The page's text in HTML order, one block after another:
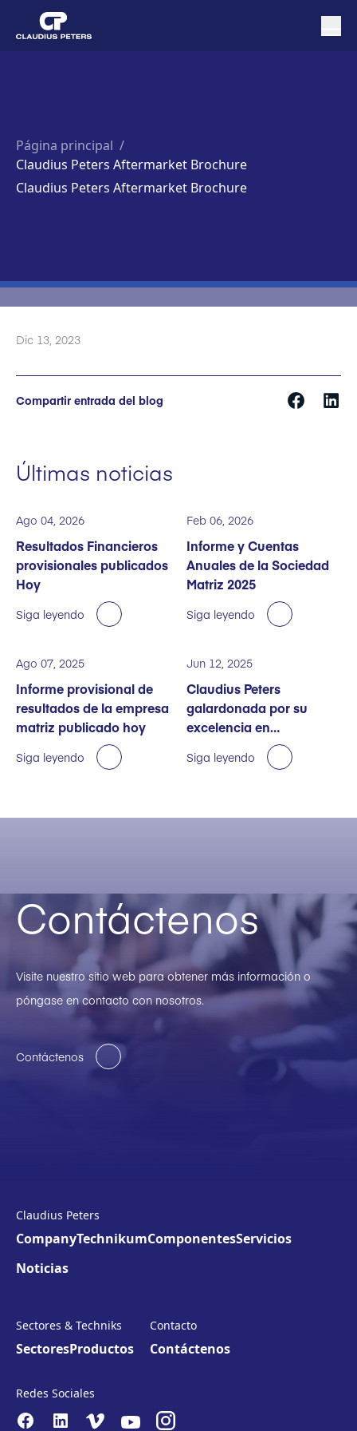
Página principal /
Claudius Peters Aftermarket Brochure
Claudius Peters Aftermarket Brochure
Dic 13, 2023
Compartir entrada del blog
Últimas noticias
Ago 04, 2026
Resultados Financieros
provisionales publicados
Hoy
Siga leyendo
Feb 06, 2026
Informe y Cuentas
Anuales de la Sociedad
Matriz 2025
Siga leyendo
Ago 07, 2025
Informe provisional de
resultados de la empresa
matriz publicado hoy
Siga leyendo
Jun 12, 2025
Claudius Peters
galardonada por su
excelencia en
sostenibilidad
Siga leyendo
Contáctenos
Visite nuestro sitio web para obtener más información o
póngase en contacto con nosotros.
Contáctenos
Claudius Peters
CompanyTechnikumComponentesServicios
Noticias
Sectores & Techniks
SectoresProductos
Contacto
Contáctenos
Redes Sociales